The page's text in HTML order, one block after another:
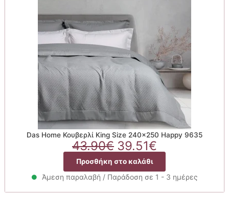
Das Home Κουβερλί King Size 240×250 Happy 9635
43.90€ Original
price
was:
43.90€.
39.51€
τρέχουσα
τιμή
είναι:
39.51€.
Προσθήκη στο καλάθι
Άμεση παραλαβή / Παράδοση σε 1 - 3 ημέρες